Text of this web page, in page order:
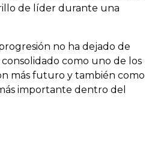
de líder durante una
no ha dejado de
como uno de los
más futuro y también como
importante dentro del